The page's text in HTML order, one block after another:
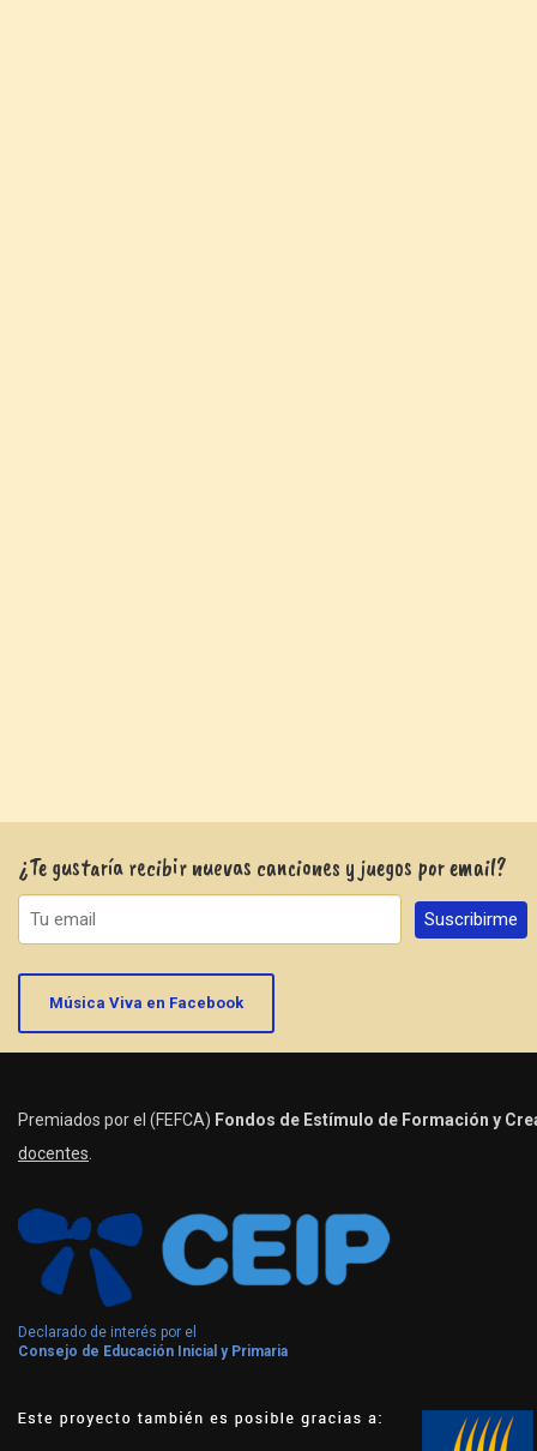
¿Te gustaría recibir nuevas canciones y juegos por email?
Música Viva en Facebook
Premiados por el (FEFCA) Fondos de Estímulo de Formación y
docentes
Declarado de interés por el
Consejo de Educación Inicial y Primaria